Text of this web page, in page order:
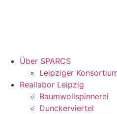
Über SPARCS
Leipziger
Reallabor Leipzig
Baumwollspinnerei
Dunckerviertel